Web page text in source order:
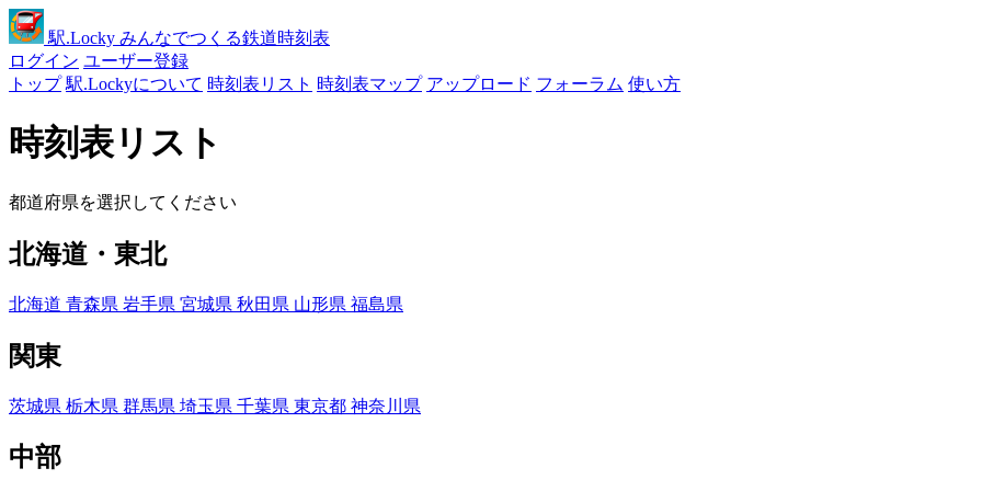
駅.Locky みんなでつくる鉄道時刻表
ログイン ユーザー登録
トップ 駅.Lockyについて 時刻表リスト 時刻表マップ アップロード フォーラム 使い方
時刻表リスト
都道府県を選択してください
北海道・東北
北海道 青森県 岩手県 宮城県 秋田県 山形県 福島県
関東
茨城県 栃木県 群馬県 埼玉県 千葉県 東京都 神奈川県
中部